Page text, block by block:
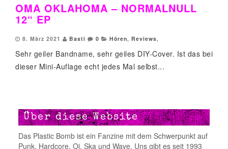
OMA OKLAHOMA – NORMALNULL
12“ EP
8. März 2021 Basti 0 Hören, Reviews,
Sehr geiler Bandname, sehr geiles DIY-Cover. Ist das bei
dieser Mini-Auflage echt jedes Mal selbst...
Über diese Website
Das Plastic Bomb ist ein Fanzine mit dem Schwerpunkt auf
Punk, Hardcore, Oi, Ska und Wave. Uns gibt es seit 1993